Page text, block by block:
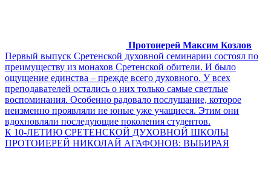
Протоиерей Максим Козлов
Первый выпуск Сретенской духовной семинарии состоял по
преимуществу из монахов Сретенской обители. И было
ощущение единства – прежде всего духовного. У всех
преподавателей остались о них только самые светлые
воспоминания. Особенно радовало послушание, которое
неизменно проявляли не юные уже учащиеся. Этим они
вдохновляли последующие поколения студентов.
К 10-ЛЕТИЮ СРЕТЕНСКОЙ ДУХОВНОЙ ШКОЛЫ
ПРОТОИЕРЕЙ НИКОЛАЙ АГАФОНОВ: ВЫБИРАЯ